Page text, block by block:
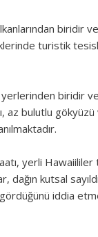
biridir
turistik
yerlerinden biridir
az bulutlu
yerli
kutsal
iddia